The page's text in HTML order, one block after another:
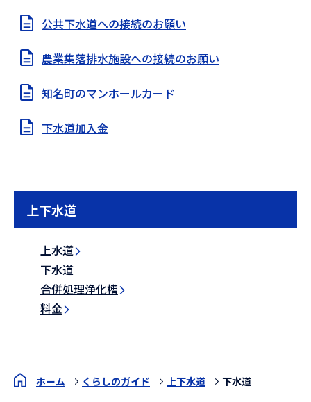
公共下水道への接続のお願い
農業集落排水施設への接続のお願い
知名町のマンホールカード
下水道加入金
上下水道
上水道
下水道
合併処理浄化槽
料金
ホーム くらしのガイド 上下水道 下水道